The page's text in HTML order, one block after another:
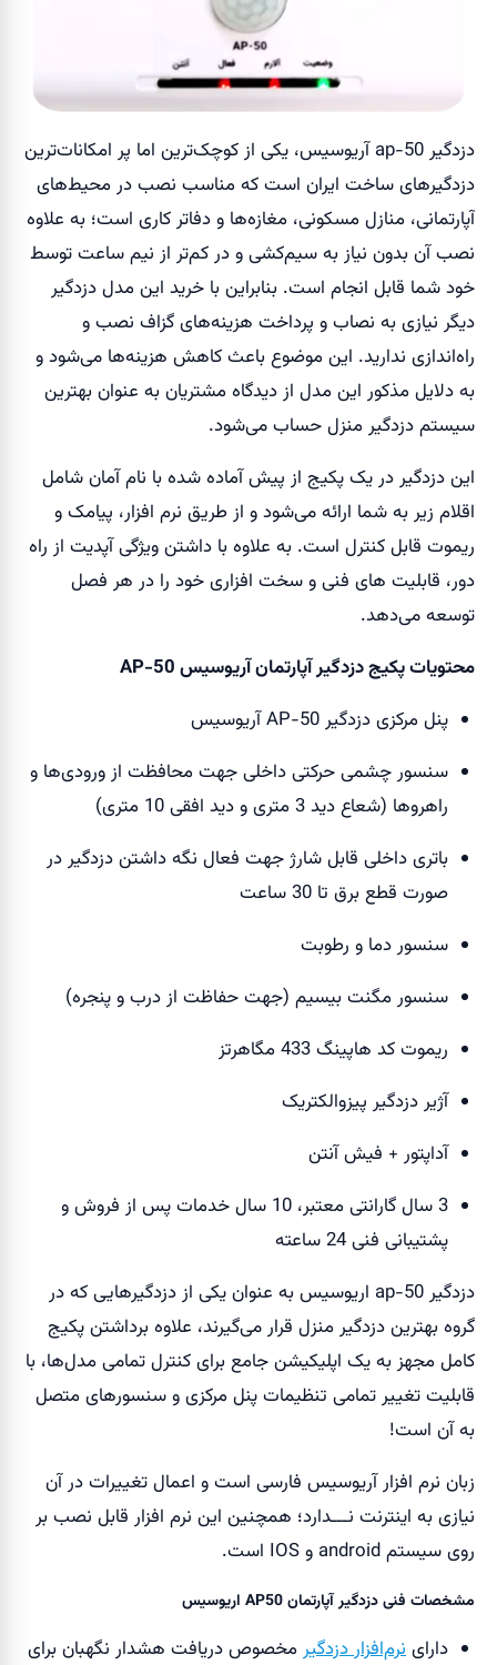
دزدگیر ap-50 آریوسیس، یکی از کوچک‌ترین اما پر امکانات‌ترین
دزدگیر‌های ساخت ایران است که مناسب نصب در محیط‌های
آپارتمانی، منازل مسکونی، مغازه‌ها و دفاتر کاری است؛ به علاوه
نصب آن بدون نیاز به سیم‌کشی و در کم‌تر از نیم ساعت توسط
خود شما قابل انجام است. بنابراین با خرید این مدل دزدگیر
دیگر نیازی به نصاب و پرداخت هزینه‌های گزاف نصب و
راه‌اندازی ندارید. این موضوع باعث کاهش هزینه‌ها می‌شود و
به دلایل مذکور این مدل از دیدگاه مشتریان به عنوان بهترین
سیستم دزدگیر منزل حساب می‌شود.
این دزدگیر در یک پکیج از پیش آماده شده با نام آمان شامل
اقلام زیر به شما ارائه می‌شود و از طریق نرم افزار، پیامک و
ریموت قابل کنترل است. به علاوه با داشتن ویژگی آپدیت از راه
دور، قابلیت های فنی و سخت افزاری خود را در هر فصل
توسعه می‌دهد.
محتویات پکیج دزدگیر آپارتمان آریوسیس AP-50
پنل مرکزی دزدگیر AP-50 آریوسیس
سنسور چشمی حرکتی داخلی جهت محافظت از ورودی‌ها و
راهروها (شعاع دید 3 متری و دید افقی 10 متری)
باتری داخلی قابل شارژ جهت فعال نگه داشتن دزدگیر در
صورت قطع برق تا 30 ساعت
سنسور دما و رطوبت
سنسور مگنت بیسیم (جهت حفاظت از درب و پنجره)
ریموت کد هاپینگ 433 مگاهرتز
آژیر دزدگیر پیزوالکتریک
آداپتور + فیش آنتن
3 سال گارانتی معتبر، 10 سال خدمات پس از فروش و
پشتیبانی فنی 24 ساعته
دزدگیر ap-50 اریوسیس به عنوان یکی از دزدگیرهایی که در
گروه بهترین دزدگیر منزل قرار می‌گیرند، علاوه برداشتن پکیج
کامل مجهز به یک اپلیکیشن جامع برای کنترل تمامی مدل‌ها، با
قابلیت تغییر تمامی تنظیمات پنل مرکزی و سنسور‌های متصل
به آن است!
زبان نرم افزار آریوسیس فارسی است و اعمال تغییرات در آن
نیازی به اینترنت نـــدارد؛ همچنین این نرم افزار قابل نصب بر
روی سیستم android و IOS است.
مشخصات فنی دزدگیر آپارتمان AP50 اریوسیس
داراینرم‌افزار دزدگیرمخصوص دریافت هشدار نگهبان برای